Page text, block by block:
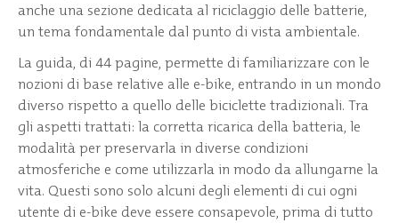
anche una sezione dedicata al riciclaggio delle batterie,
un tema fondamentale dal punto di vista ambientale.
La guida, di 44 pagine, permette di familiarizzare con le
nozioni di base relative alle e-bike, entrando in un mondo
diverso rispetto a quello delle biciclette tradizionali. Tra
gli aspetti trattati: la corretta ricarica della batteria, le
modalità per preservarla in diverse condizioni
atmosferiche e come utilizzarla in modo da allungarne la
vita. Questi sono solo alcuni degli elementi di cui ogni
utente di e-bike deve essere consapevole, prima di tutto